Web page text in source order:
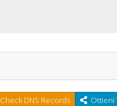
Check DNS Records Ottieni